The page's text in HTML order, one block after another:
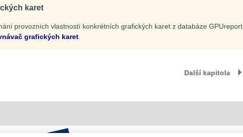
karet
provozních vlastností konkrétních grafických karet z databáze GPUreport
grafických karet
Další kapitola